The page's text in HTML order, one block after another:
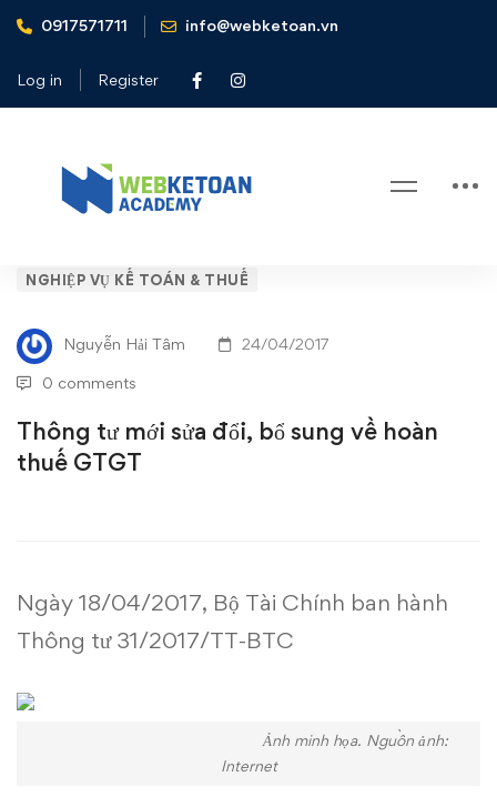
0917571711 info@webketoan.vn
Log in Register
Home
Nghiệp vụ Kế toán & Thuế
Thông
tư
mới
sửa
đổi,
sung
về
hoàn
NGHIỆP VỤ KẾ TOÁN & THUẾ
Nguyễn Hải Tâm 24/04/2017
0 comments
Thông tư mới sửa đổi, bổ sung về hoàn
thuế GTGT
Ngày 18/04/2017, Bộ Tài Chính ban hành
Thông tư 31/2017/TT-BTC
Ảnh minh họa. Nguồn ảnh:
Internet